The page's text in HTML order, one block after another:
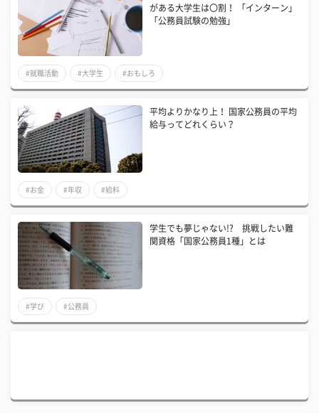
がある大学生は〇割！ 「インターン」
「公務員試験の勉強」
#就職活動 #大学生 #おもしろ
平均よりかなり上！ 国家公務員の平均
給与ってどれくらい？
#お金 #年収 #給料
学生でも夢じゃない!? 挑戦したい難
関資格「国家公務員1種」とは
#学び #公務員